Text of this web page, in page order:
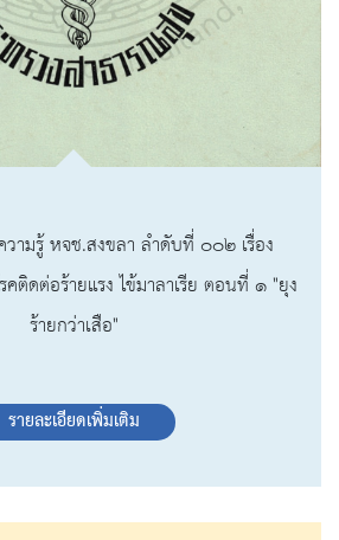
ามรู้ หจช.สงขลา ลำดับที่ ๐๐๒ เรื่อง
ติดต่อร้ายแรง ไข้มาลาเรีย ตอนที่ ๑ "ยุง
ร้ายกว่าเสือ"
รายละเอียดเพิ่มเติม